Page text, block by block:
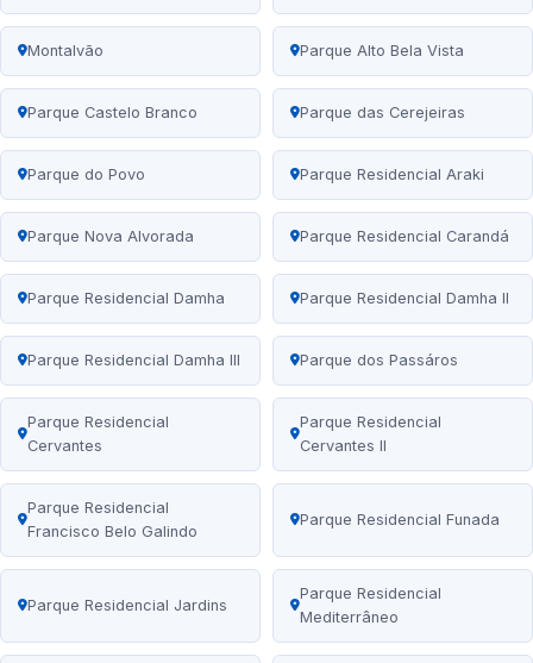
Montalvão Parque Alto Bela Vista
Parque Castelo Branco Parque das Cerejeiras
Parque do Povo Parque Residencial Araki
Parque Nova Alvorada Parque Residencial Carandá
Parque Residencial Damha Parque Residencial Damha II
Parque Residencial Damha III Parque dos Passáros
Parque Residencial
Cervantes
Parque Residencial
Cervantes II
Parque Residencial
Francisco Belo Galindo
Parque Residencial Funada
Parque Residencial Jardins
Parque Residencial
Mediterrâneo